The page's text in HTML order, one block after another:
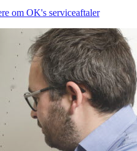
om OK's serviceaftaler